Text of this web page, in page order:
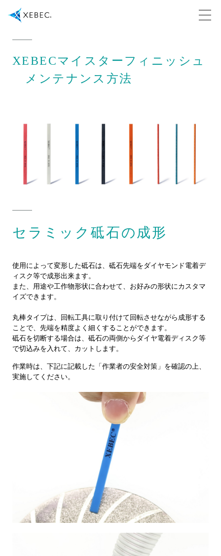
XEBECマイスターフィニッシュ
メンテナンス方法
セラミック砥石の成形
使用によって変形した砥石は、砥石先端をダイヤモンド電着デ
ィスク等で成形出来ます。
また、用途や工作物形状に合わせて、お好みの形状にカスタマ
イズできます。
丸棒タイプは、回転工具に取り付けて回転させながら成形する
ことで、先端を精度よく細くすることができます。
砥石を切断する場合は、砥石の両側からダイヤ電着ディスク等
で切込みを入れて、カットします。
作業時は、下記に記載した「作業者の安全対策」を確認の上、
実施してください。